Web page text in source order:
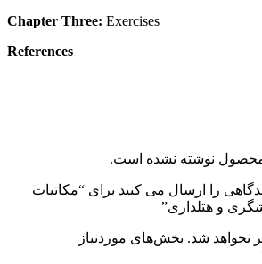
Chapter Three: Exercises
References
محصول نوشته نشده است.
را ارسال می کنید برای “مکاتبات
و هتلداری”
نخواهد شد. بخش‌های موردنیاز